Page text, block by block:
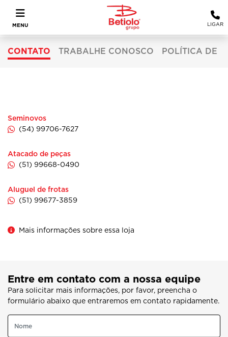
MENU LIGAR
CONTATO TRABALHE CONOSCO POLÍTICA DE
Seminovos
(54) 99706-7627
Atacado de peças
(51) 99668-0490
Aluguel de frotas
(51) 99677-3859
Mais informações sobre essa loja
Entre em contato com a nossa equipe
Para solicitar mais informações, por favor, preencha o
formulário abaixo que entraremos em contato rapidamente.